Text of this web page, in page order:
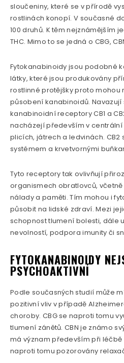
sloučeniny, které se v přírodě
rostlinách konopí. V současné
100 druhů. K těm nejznámějším
THC. Mimo to se jedná o CBG,
Fytokanabinoidy jsou podobné
látky, které jsou produkovány
rostlinné protějšky proto
působení kanabinoidů. Navazují
kanabinoidní receptory CB1 a
nacházejí především v
plicích, játrech a ledvinách. CB2
systémem a krvetvornými
Tyto receptory tak ovlivňují
organismech obratlovců,
nálady a paměti. Tím mohou i
působit na lidské zdraví. Mezi
schopnost tlumení bolesti, dále
nevolností, podpora imunity či
FYTOKANABINOIDY
PSYCHOAKTIVNÍ
Podle současných studií může
pozitivní vliv v případě
choroby. CBG se naproti tomu
tlumení zánětů. CBN je známo
má význam především při léčbě
naproti tomu pozorovány